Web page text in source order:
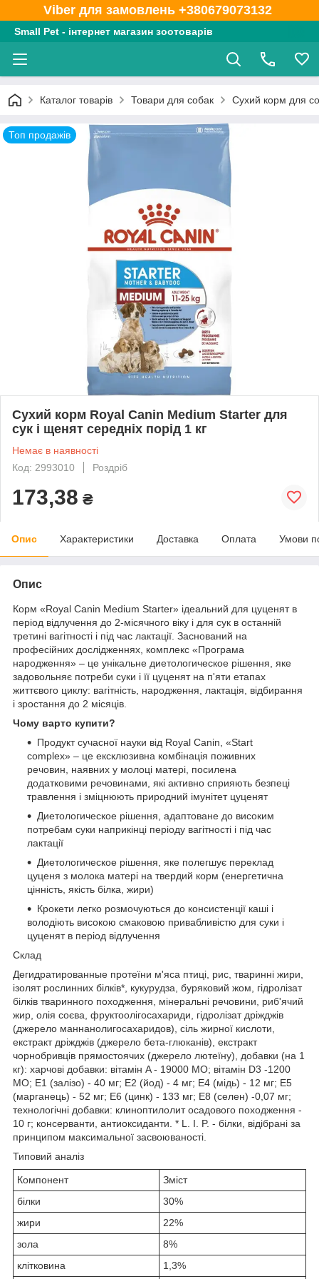
Viber для замовлень +380679073132
Small Pet - інтернет магазин зоотоварів
Каталог товарів Товари для собак Сухий корм для
Топ продажів
Сухий корм Royal Canin Medium Starter для
сук і щенят середніх порід 1 кг
Немає в наявності
Код: 2993010
Роздріб
173,38 ₴
Опис Характеристики Доставка Оплата Умови
Опис
Корм «Royal Canin Medium Starter» ідеальний для цуценят в
період відлучення до 2-місячного віку і для сук в останній
третині вагітності і під час лактації. Заснований на
професійних дослідженнях, комплекс «Програма
народження» – це унікальне диетологическое рішення, яке
задовольняє потреби суки і її цуценят на п'яти етапах
життєвого циклу: вагітність, народження, лактація, відбирання
і зростання до 2 місяців.
Чому варто купити?
Продукт сучасної науки від Royal Canin, «Start
complex» – це ексклюзивна комбінація поживних
речовин, наявних у молоці матері, посилена
додатковими речовинами, які активно сприяють безпеці
травлення і зміцнюють природний імунітет цуценят
Диетологическое рішення, адаптоване до високим
потребам суки наприкінці періоду вагітності і під час
лактації
Диетологическое рішення, яке полегшує переклад
цуценя з молока матері на твердий корм (енергетична
цінність, якість білка, жири)
Крокети легко розмочуються до консистенції каші і
володіють високою смаковою привабливістю для суки і
цуценят в період відлучення
Склад
Дегидратированные протеїни м'яса птиці, рис, тваринні жири,
ізолят рослинних білків*, кукурудза, буряковий жом, гідролізат
білків тваринного походження, мінеральні речовини, риб'ячий
жир, олія соєва, фруктоолігосахариди, гідролізат дріжджів
(джерело маннанолигосахаридов), сіль жирної кислоти,
екстракт дріжджів (джерело бета-глюканів), екстракт
чорнобривців прямостоячих (джерело лютеїну), добавки (на 1
кг): харчові добавки: вітамін A - 19000 МО; вітамін D3 -1200
MO; E1 (залізо) - 40 мг; E2 (йод) - 4 мг; E4 (мідь) - 12 мг; E5
(марганець) - 52 мг; E6 (цинк) - 133 мг; E8 (селен) -0,07 мг;
технологічні добавки: клиноптилолит осадового походження -
10 г; консерванти, антиоксиданти. * L. I. P. - білки, відібрані за
принципом максимальної засвоюваності.
Типовий аналіз
Компонент
Зміст
білки
30%
жири
22%
зола
8%
клітковина
1,3%